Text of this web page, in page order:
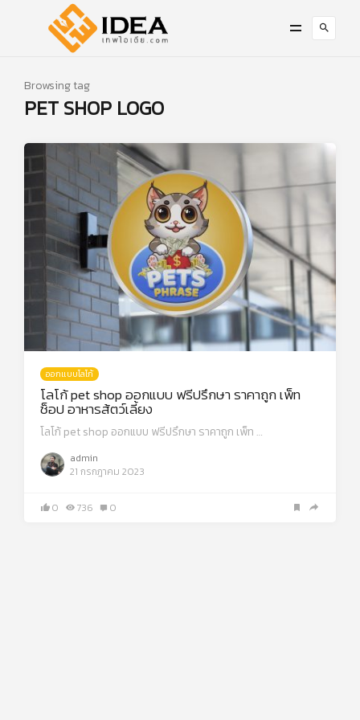
Browsing tag
PET SHOP LOGO
ออกแบบโลโก้
โลโก้ pet shop ออกแบบ ฟรีปรึกษา ราคาถูก เพ็ท
ช็อป อาหารส้ตว์เลี้ยง
โลโก้ pet shop ออกแบบ ฟรีปรึกษา ราคาถูก เพ็ท …
admin
21 กรกฎาคม 2023
0 736 0